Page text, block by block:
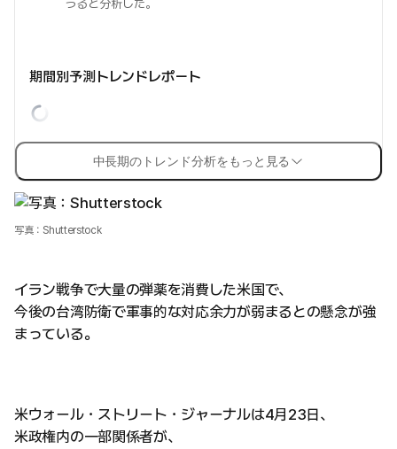
うると分析した。
期間別予測トレンドレポート
中長期のトレンド分析をもっと見る
写真：Shutterstock
イラン戦争で大量の弾薬を消費した米国で、
今後の台湾防衛で軍事的な対応余力が弱まるとの懸念が強
まっている。
米ウォール・ストリート・ジャーナルは4月23日、
米政権内の一部関係者が、